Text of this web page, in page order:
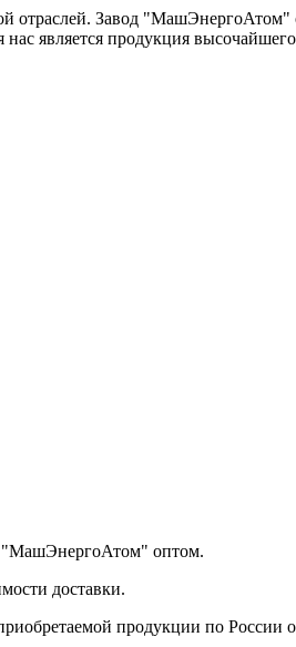
отраслей. Завод
является продукция
"МашЭнергоАтом" оптом.
доставки.
продукции по России